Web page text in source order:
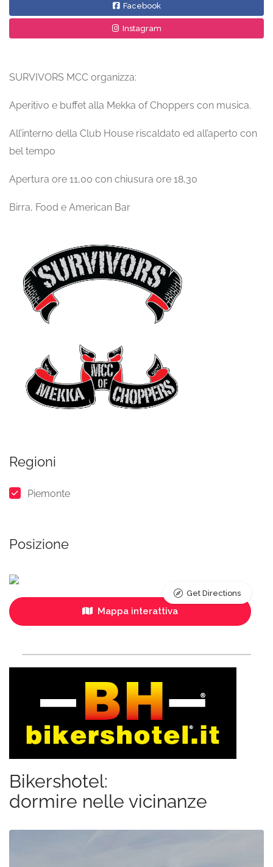
Facebook
Instagram
SURVIVORS MCC organizza:
Aperitivo e buffet alla Mekka of Choppers con musica.
All’interno della Club House riscaldato ed all’aperto con
bel tempo
Apertura ore 11,00 con chiusura ore 18,30
Birra, Food e American Bar
Regioni
Piemonte
Posizione
Mappa interattiva
Get Directions
Bikershotel:
dormire nelle vicinanze